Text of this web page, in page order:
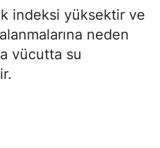
indeksi yüksektir ve
neden
vücutta su